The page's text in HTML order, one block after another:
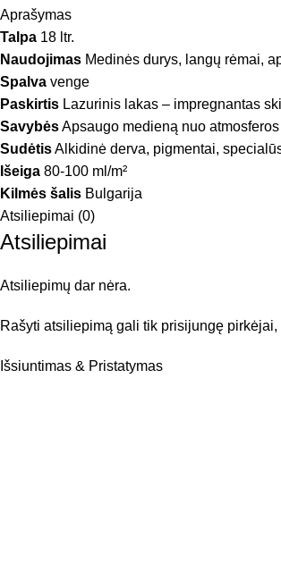
Aprašymas
Talpa 18 ltr.
Naudojimas Medinės durys, langų rėmai,
Spalva venge
Paskirtis Lazurinis lakas – impregnantas
SavybėsApsaugo medieną nuo
SudėtisAlkidinė derva, pigmentai,
Išeiga 80-100 ml/m²
Kilmės šalis Bulgarija
Atsiliepimai (0)
Atsiliepimai
Atsiliepimų dar nėra.
Rašyti atsiliepimą gali tik prisijungę
Išsiuntimas & Pristatymas